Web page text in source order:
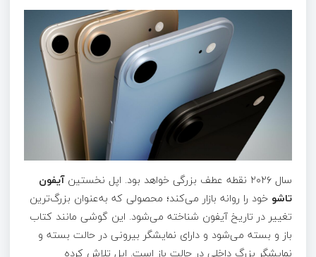
سال ۲۰۲۶ نقطه عطف بزرگی خواهد بود. اپل نخستین
آیفون
تاشو خود را روانه بازار می‌کند؛ محصولی که به‌عنوان بزرگ‌ترین
تغییر در تاریخ آیفون شناخته می‌شود. این گوشی مانند کتاب
باز و بسته می‌شود و دارای نمایشگر بیرونی در حالت بسته و
نمایشگر بزرگ داخلی در حالت باز است. اپل تلاش کرده